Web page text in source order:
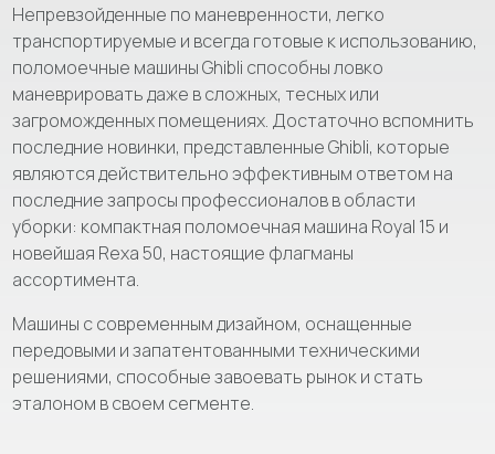
Непревзойденные по маневренности, легко
транспортируемые и всегда готовые к использованию,
поломоечные машины Ghibli способны ловко
маневрировать даже в сложных, тесных или
загроможденных помещениях. Достаточно вспомнить
последние новинки, представленные Ghibli, которые
являются действительно эффективным ответом на
последние запросы профессионалов в области
уборки: компактная поломоечная машина Royal 15 и
новейшая Rexa 50, настоящие флагманы
ассортимента.
Машины с современным дизайном, оснащенные
передовыми и запатентованными техническими
решениями, способные завоевать рынок и стать
эталоном в своем сегменте.